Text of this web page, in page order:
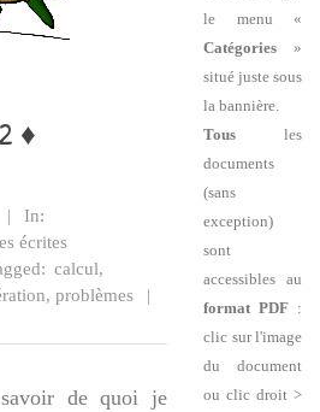
♦
In:
écrites
calcul,
, problèmes
de quoi je
le menu «
Catégories »
situé juste sous
la bannière.
Tous les
documents
(sans
exception)
sont
accessibles au
format PDF :
clic sur l'image
du document
ou clic droit >